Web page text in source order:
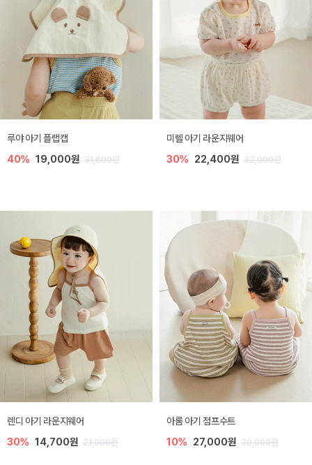
루야 아기 플랩캡
40% 19,000원 31,600원
미렐 아기 라운지웨어
30% 22,400원 32,000원
렌디 아기 라운지웨어
30% 14,700원 21,000원
아롬 아기 점프수트
10% 27,000원 30,000원